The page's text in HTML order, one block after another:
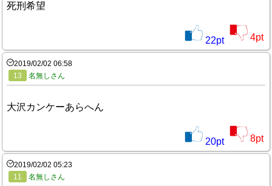
死刑希望
22pt 4pt
2019/02/02 06:58
13
名無しさん
大沢カンケーあらへん
20pt 8pt
2019/02/02 05:23
11
名無しさん